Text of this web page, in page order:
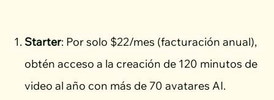
Starter: Por solo $22/mes (facturación anual),
obtén acceso a la creación de 120 minutos de
video al año con más de 70 avatares AI.